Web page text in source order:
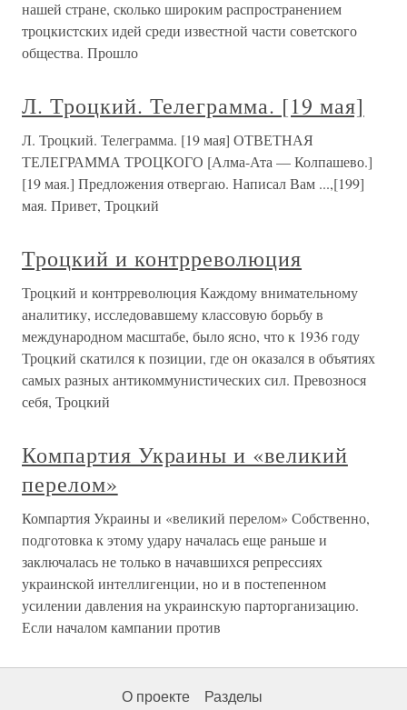
нашей стране, сколько широким распространением
троцкистских идей среди известной части советского
общества. Прошло
Л. Троцкий. Телеграмма. [19 мая]
Л. Троцкий. Телеграмма. [19 мая] ОТВЕТНАЯ
ТЕЛЕГРАММА ТРОЦКОГО [Алма-Ата — Колпашево.]
[19 мая.] Предложения отвергаю. Написал Вам ...,[199]
мая. Привет, Троцкий
Троцкий и контрреволюция
Троцкий и контрреволюция Каждому внимательному
аналитику, исследовавшему классовую борьбу в
международном масштабе, было ясно, что к 1936 году
Троцкий скатился к позиции, где он оказался в объятиях
самых разных антикоммунистических сил. Превознося
себя, Троцкий
Компартия Украины и «великий
перелом»
Компартия Украины и «великий перелом» Собственно,
подготовка к этому удару началась еще раньше и
заключалась не только в начавшихся репрессиях
украинской интеллигенции, но и в постепенном
усилении давления на украинскую парторганизацию.
Если началом кампании против
О проекте Разделы